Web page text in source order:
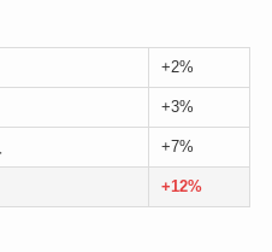
+2%
+3%
+7%
+12%